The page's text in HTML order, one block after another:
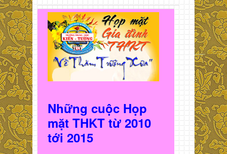
Những cuộc Họp
mặt THKT từ 2010
tới 2015